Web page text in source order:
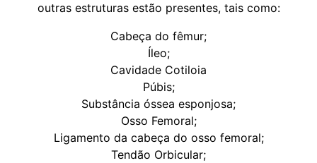
outras estruturas estão presentes, tais como:
Cabeça do fêmur;
Íleo;
Cavidade Cotiloia
Púbis;
Substância óssea esponjosa;
Osso Femoral;
Ligamento da cabeça do osso femoral;
Tendão Orbicular;